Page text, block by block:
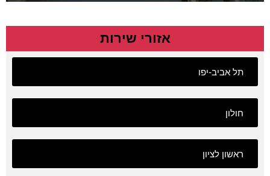
אזורי שירות
תל אביב-יפו
חולון
ראשון לציון